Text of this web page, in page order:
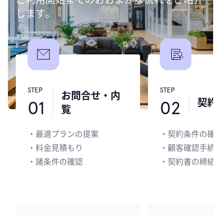
します。
STEP
01
お問合せ・内
覧
・ 最適プランの提案
・ 料金見積もり
・ 諸条件の確認
STEP
02 契約
・ 契約条件の確
・ 顧客確認手続
・ 契約書の締結